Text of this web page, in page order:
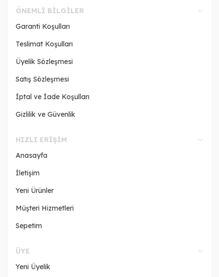
ÖNEMLI BILGILER
Garanti Koşulları
Teslimat Koşulları
Üyelik Sözleşmesi
Satış Sözleşmesi
İptal ve İade Koşulları
Gizlilik ve Güvenlik
HIZLI ERIŞIM
Anasayfa
İletişim
Yeni Ürünler
Müşteri Hizmetleri
Sepetim
ÜYE
Yeni Üyelik